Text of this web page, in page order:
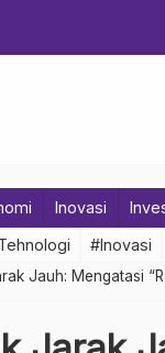
Inovasi
#Inovasi
Jauh: Mengatasi